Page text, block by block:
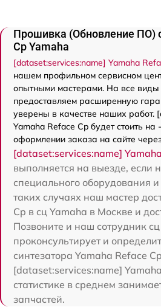
Прошивка (Обновление ПО)
Cp Yamaha
[dataset:services:name] Yamaha
нашем профильном сервисном
опытными мастерами. На все виды
предоставляем расширенную
уверены в качестве наших работ.
Yamaha Reface Cp будет стоить
оформлении заказа на сайте
[dataset:services:name]
выполняется на выезде, если
специального оборудования
таких случаях наш мастер
Cp в сц Yamaha в Москве и
Позвоните и наш сотрудник
проконсультирует и
синтезатора Yamaha Reface
[dataset:services:name]
статистике в среднем
запчастей.